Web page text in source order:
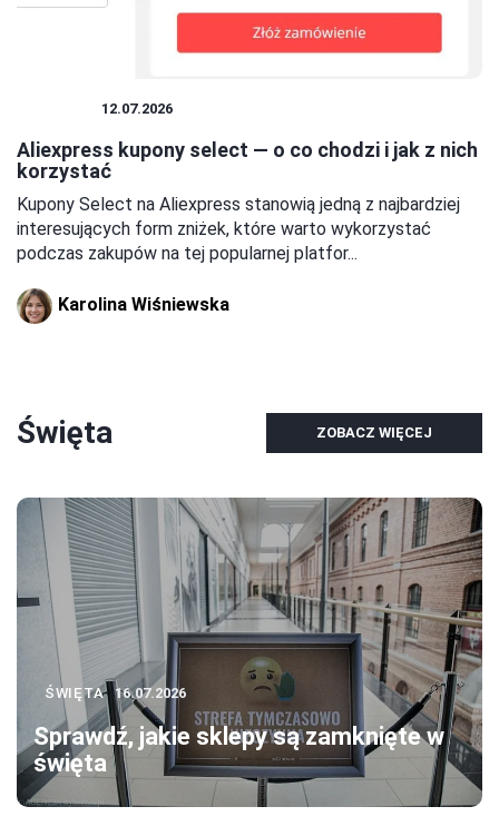
12.07.2026
Aliexpress kupony select — o co chodzi i jak z nich
korzystać
Kupony Select na Aliexpress stanowią jedną z najbardziej
interesujących form zniżek, które warto wykorzystać
podczas zakupów na tej popularnej platfor...
Karolina Wiśniewska
Święta ZOBACZ WIĘCEJ
ŚWIĘTA 16.07.2026
Sprawdź, jakie sklepy są zamknięte w
święta